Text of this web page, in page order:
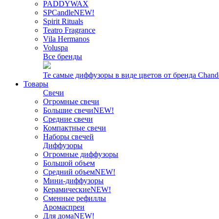
PADDYWAX
SPCandleNEW!
Spirit Rituals
Teatro Fragrance
Vila Hermanos
Voluspa
Все бренды
Те самые диффузоры в виде цветов от бренда
Товары
Свечи
Огромные свечи
Большие свечиNEW!
Средние свечи
Компактные свечи
Наборы свечей
Диффузоры
Огромные диффузоры
Большой объем
Средний объемNEW!
Мини-диффузоры
КерамическиеNEW!
Сменные рефиллы
Аромаспреи
Для домаNEW!